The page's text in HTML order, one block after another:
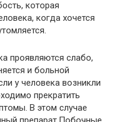
которая
когда хочется
проявляются слабо,
и больной
у человека возникли
прекратить
В этом случае